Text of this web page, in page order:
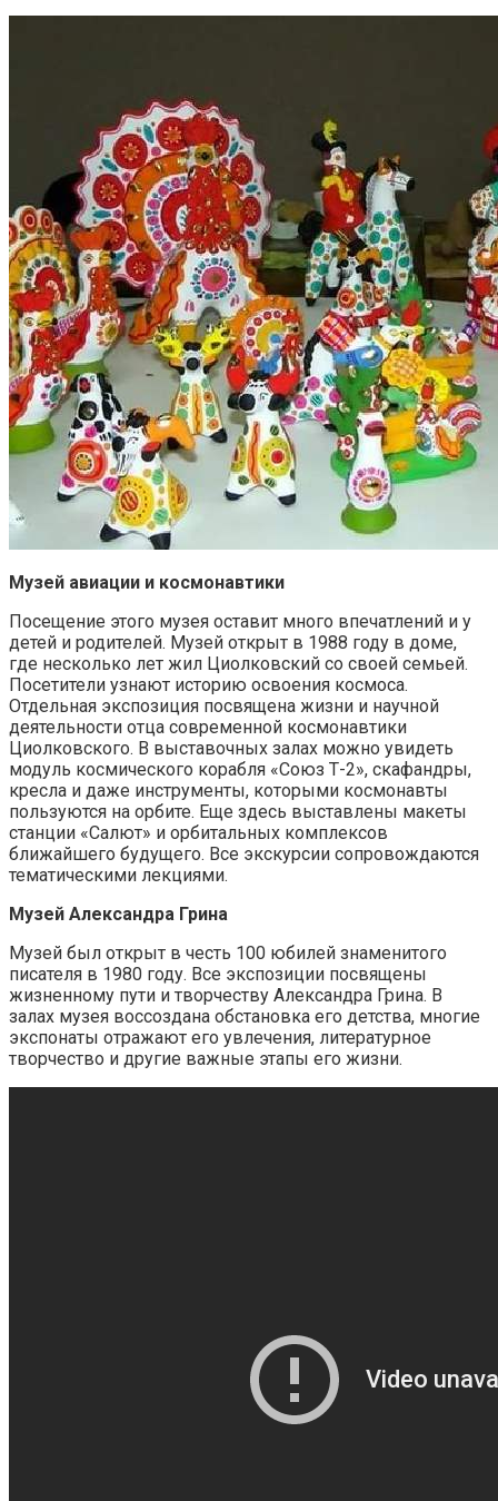
Музей авиации и космонавтики
Посещение этого музея оставит много впечатлений и у
детей и родителей. Музей открыт в 1988 году в доме,
где несколько лет жил Циолковский со своей семьей.
Посетители узнают историю освоения космоса.
Отдельная экспозиция посвящена жизни и научной
деятельности отца современной космонавтики
Циолковского. В выставочных залах можно увидеть
модуль космического корабля «Союз Т-2», скафандры,
кресла и даже инструменты, которыми космонавты
пользуются на орбите. Еще здесь выставлены макеты
станции «Салют» и орбитальных комплексов
ближайшего будущего. Все экскурсии сопровождаются
тематическими лекциями.
Музей Александра Грина
Музей был открыт в честь 100 юбилей знаменитого
писателя в 1980 году. Все экспозиции посвящены
жизненному пути и творчеству Александра Грина. В
залах музея воссоздана обстановка его детства, многие
экспонаты отражают его увлечения, литературное
творчество и другие важные этапы его жизни.